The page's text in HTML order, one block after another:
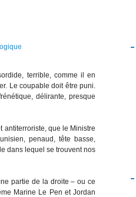
terrible, comme il en
Le coupable doit être puni.
délirante, presque
antiterroriste, que le Ministre
penaud, tête basse,
dans lequel se trouvent nos
partie de la droite – ou ce
Marine Le Pen et Jordan